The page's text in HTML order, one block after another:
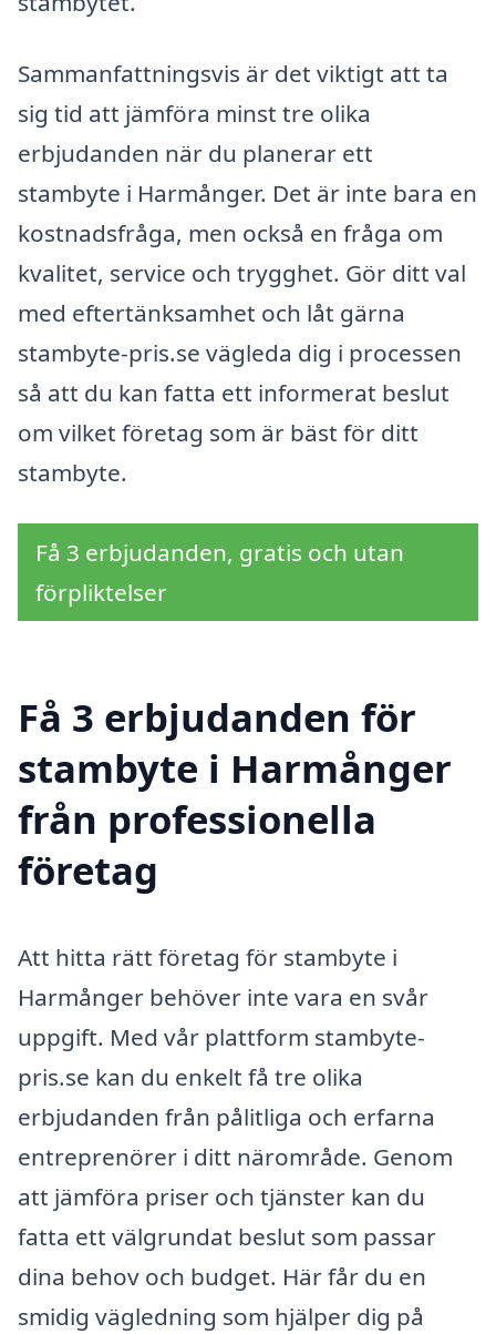
Sammanfattningsvis är det viktigt att ta
sig tid att jämföra minst tre olika
erbjudanden när du planerar ett
stambyte i Harmånger. Det är inte bara en
kostnadsfråga, men också en fråga om
kvalitet, service och trygghet. Gör ditt val
med eftertänksamhet och låt gärna
stambyte-pris.se vägleda dig i processen
så att du kan fatta ett informerat beslut
om vilket företag som är bäst för ditt
stambyte.
Få 3 erbjudanden, gratis och utan
förpliktelser
Få 3 erbjudanden för
stambyte i Harmånger
från professionella
företag
Att hitta rätt företag för stambyte i
Harmånger behöver inte vara en svår
uppgift. Med vår plattform stambyte-
pris.se kan du enkelt få tre olika
erbjudanden från pålitliga och erfarna
entreprenörer i ditt närområde. Genom
att jämföra priser och tjänster kan du
fatta ett välgrundat beslut som passar
dina behov och budget. Här får du en
smidig vägledning som hjälper dig på